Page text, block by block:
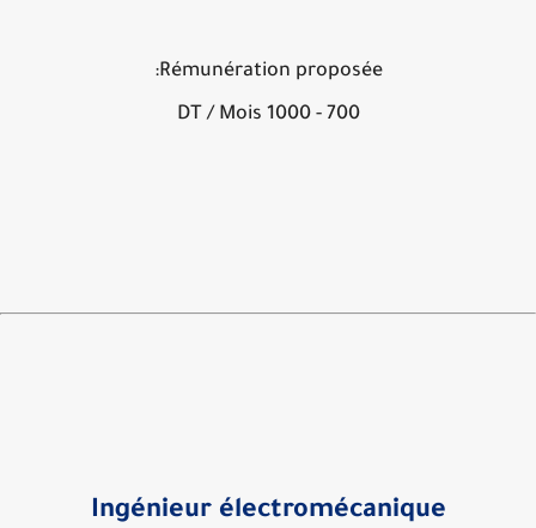
Rémunération proposée:
700 - 1000 DT / Mois
Ingénieur électromécanique